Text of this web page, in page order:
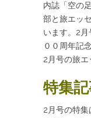
内誌「空の
部と旅エッ
います。2月
００周年記
2月号の旅エ
特集
2月号の特